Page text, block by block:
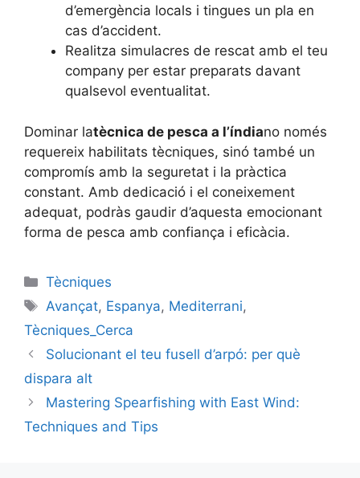
d’emergència locals i tingues un pla en
cas d’accident.
Realitza simulacres de rescat amb el teu
company per estar preparats davant
qualsevol eventualitat.
Dominar latècnica de pesca a l’índiano només
requereix habilitats tècniques, sinó també un
compromís amb la seguretat i la pràctica
constant. Amb dedicació i el coneixement
adequat, podràs gaudir d’aquesta emocionant
forma de pesca amb confiança i eficàcia.
Categories
Tècniques
Etiquetes
Avançat, Espanya, Mediterrani,
Tècniques_Cerca
Solucionant el teu fusell d’arpó: per què
dispara alt
Mastering Spearfishing with East Wind:
Techniques and Tips